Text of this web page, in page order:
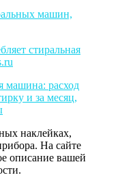
наклейках,
На сайте
описание вашей